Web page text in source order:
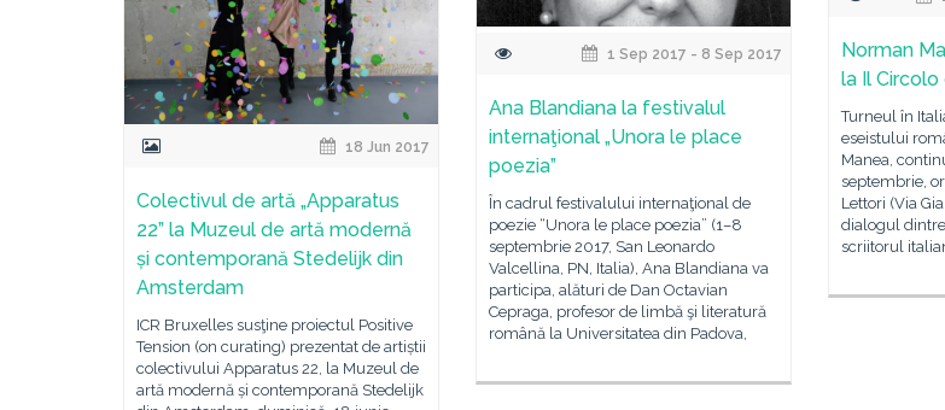
Norman
la Il
Turneul în
eseistului
Manea,
septembrie,
Lettori (Via
dialogul
scriitorul
1 Sep 2017 - 8 Sep 2017
Ana Blandiana la festivalul
internaţional „Unora le place
poezia”
În cadrul festivalului internaţional de
poezie “Unora le place poezia” (1–8
septembrie 2017, San Leonardo
Valcellina, PN, Italia), Ana Blandiana va
participa, alături de Dan Octavian
Cepraga, profesor de limbă şi literatură
română la Universitatea din Padova,
18 Jun 2017
Colectivul de artă „Apparatus
22” la Muzeul de artă modernă
și contemporană Stedelijk din
Amsterdam
ICR Bruxelles susţine proiectul Positive
Tension (on curating) prezentat de artiștii
colectivului Apparatus 22, la Muzeul de
artă modernă și contemporană Stedelijk